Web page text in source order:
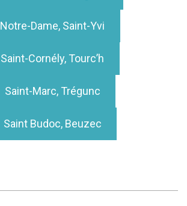
Notre-Dame, Saint-Yvi
Saint-Cornély, Tourc’h
Saint-Marc, Trégunc
Saint Budoc, Beuzec